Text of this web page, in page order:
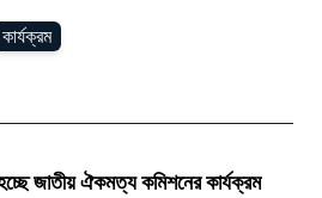
কার্যক্রম
জাতীয় ঐকমত্য কমিশনের কার্যক্রম